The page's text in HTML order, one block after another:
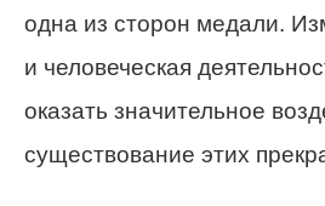
одна из сторон медали.
и человеческая
оказать значительное
существование этих